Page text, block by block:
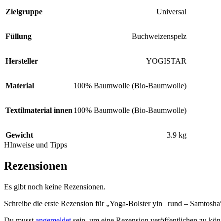
Zielgruppe Universal
Füllung Buchweizenspelz
Hersteller YOGISTAR
Material 100% Baumwolle (Bio-Baumwolle)
Textilmaterial innen 100% Baumwolle (Bio-Baumwolle)
Gewicht
3.9 kg
HInweise und Tipps
Rezensionen
Es gibt noch keine Rezensionen.
Schreibe die erste Rezension für „Yoga-Bolster yin | rund –